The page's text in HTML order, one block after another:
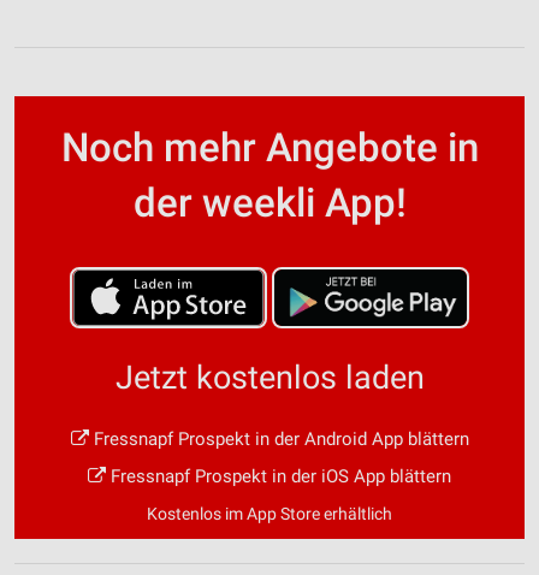
Noch mehr Angebote in
der weekli App!
Jetzt kostenlos laden
Fressnapf Prospekt in der Android App blättern
Fressnapf Prospekt in der iOS App blättern
Kostenlos im App Store erhältlich